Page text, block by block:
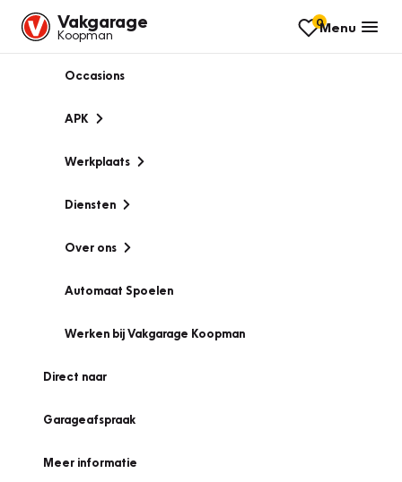
Vakgarage
Koopman
0Menu
Occasions
APK
Werkplaats
Diensten
Over ons
Automaat Spoelen
Werken bij Vakgarage Koopman
Direct naar
Garageafspraak
Meer informatie